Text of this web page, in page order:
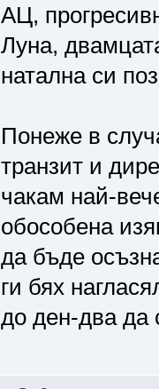
АЦ,
Луна,
натална си
Понеже в
транзит и
чакам най-
обособена
да бъде
ги бях
до ден-два да